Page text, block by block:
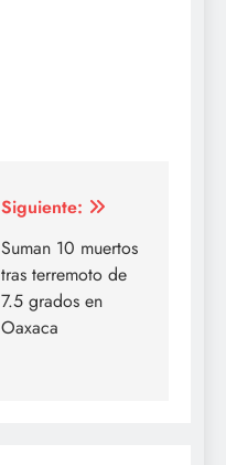
Siguiente:
Suman 10 muertos
tras terremoto de
7.5 grados en
Oaxaca